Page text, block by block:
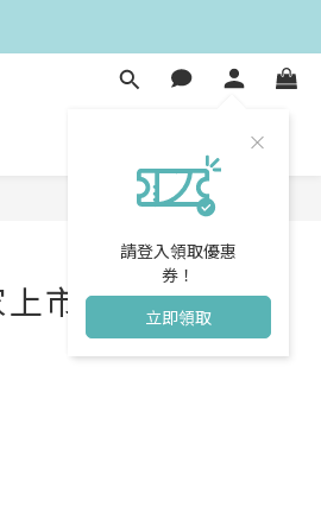
請登入領取優惠
券！
立即領取
市】登錄購買